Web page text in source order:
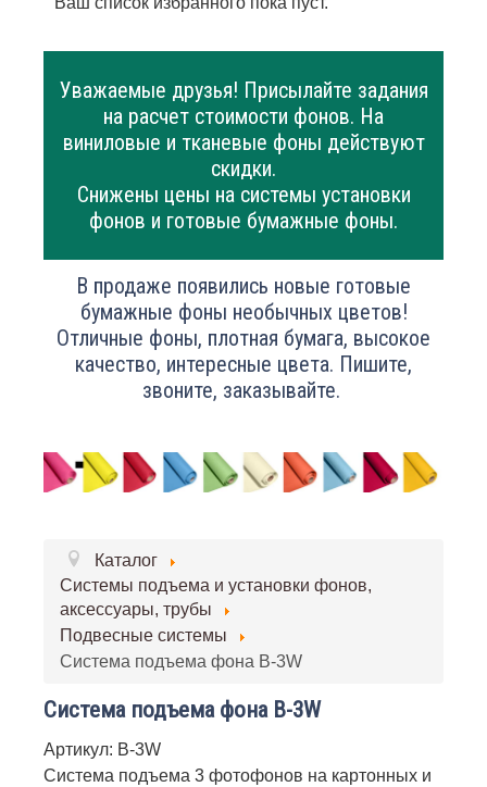
Уважаемые друзья! Присылайте задания
на расчет стоимости фонов. На
виниловые и тканевые фоны действуют
скидки.
Снижены цены на системы установки
фонов и готовые бумажные фоны.
В продаже появились новые готовые
бумажные фоны необычных цветов!
Отличные фоны, плотная бумага, высокое
качество, интересные цвета. Пишите,
звоните, заказывайте.
Каталог
Системы подъема и установки фонов,
аксессуары, трубы
Подвесные системы
Система подъема фона B-3W
Система подъема фона B-3W
Артикул: B-3W
Система подъема 3 фотофонов на картонных и